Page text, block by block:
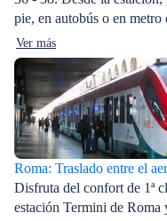
pie, en autobús o en
Ver más
Roma: Traslado entre el
Disfruta del confort de 1ª
estación Termini de